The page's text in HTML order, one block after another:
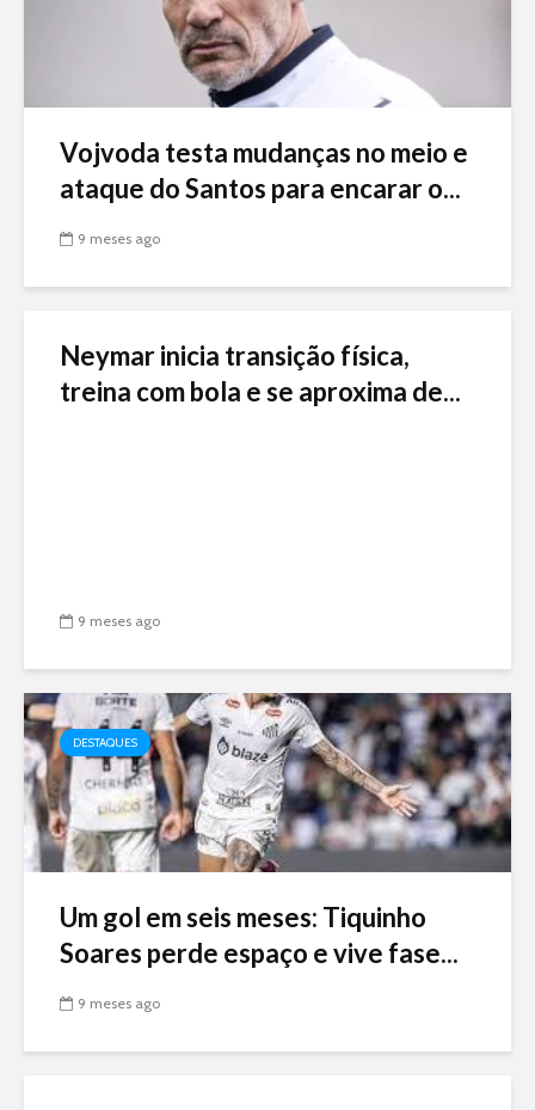
Vojvoda testa mudanças no meio e
ataque do Santos para encarar o...
9 meses ago
Neymar inicia transição física,
treina com bola e se aproxima de...
9 meses ago
DESTAQUES
Um gol em seis meses: Tiquinho
Soares perde espaço e vive fase...
9 meses ago